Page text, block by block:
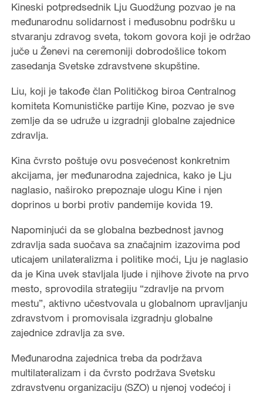
Kineski potpredsednik Lju Guodžung pozvao je na
međunarodnu solidarnost i međusobnu podršku u
stvaranju zdravog sveta, tokom govora koji je održao
juče u Ženevi na ceremoniji dobrodošlice tokom
zasedanja Svetske zdravstvene skupštine.
Liu, koji je takođe član Političkog biroa Centralnog
komiteta Komunističke partije Kine, pozvao je sve
zemlje da se udruže u izgradnji globalne zajednice
zdravlja.
Kina čvrsto poštuje ovu posvećenost konkretnim
akcijama, jer međunarodna zajednica, kako je Lju
naglasio, naširoko prepoznaje ulogu Kine i njen
doprinos u borbi protiv pandemije kovida 19.
Napominjući da se globalna bezbednost javnog
zdravlja sada suočava sa značajnim izazovima pod
uticajem unilateralizma i politike moći, Lju je naglasio
da je Kina uvek stavljala ljude i njihove živote na prvo
mesto, sprovodila strategiju “zdravlje na prvom
mestu”, aktivno učestvovala u globalnom upravljanju
zdravstvom i promovisala izgradnju globalne
zajednice zdravlja za sve.
Međunarodna zajednica treba da podržava
multilateralizam i da čvrsto podržava Svetsku
zdravstvenu organizaciju (SZO) u njenoj vodećoj i